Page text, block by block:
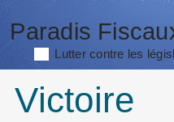
Paradis
Lutter contre les
Victoire